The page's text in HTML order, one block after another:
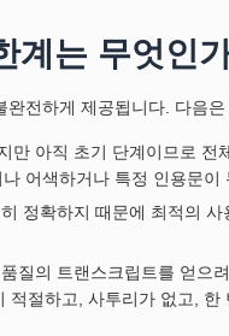
계는 무엇인
전하게 제공됩니다. 다음
만 아직 초기 단계이므로
어색하거나 특정 인용문이
정확하지 때문에 최적의
질의 트랜스크립트를 얻으
절하고, 사투리가 없고,